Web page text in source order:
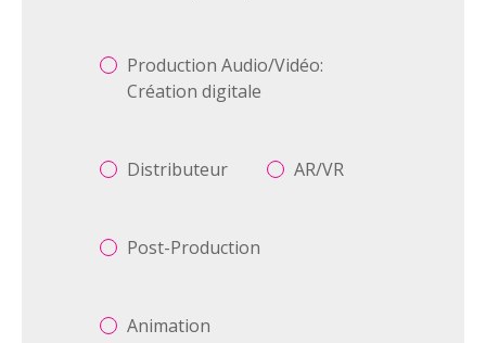
Production Audio/Vidéo:
Création digitale
Distributeur AR/VR
Post-Production
Animation